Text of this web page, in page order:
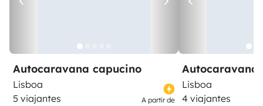
Autocaravana capucino
Lisboa
5 viajantes
A partir de
Autocaravana
Lisboa
4 viajantes